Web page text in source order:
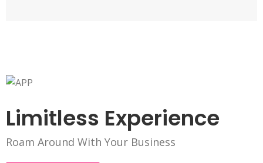
Limitless Experience
Roam Around With Your Business